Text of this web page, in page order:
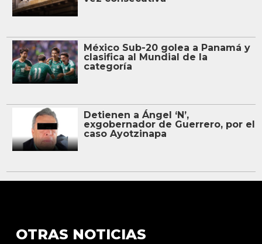
México Sub-20 golea a Panamá y
clasifica al Mundial de la
categoría
Detienen a Ángel ‘N’,
exgobernador de Guerrero, por el
caso Ayotzinapa
OTRAS NOTICIAS